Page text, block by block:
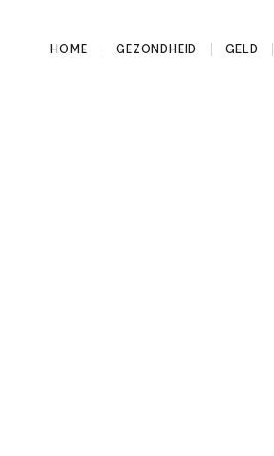
HOME GEZONDHEID GELD